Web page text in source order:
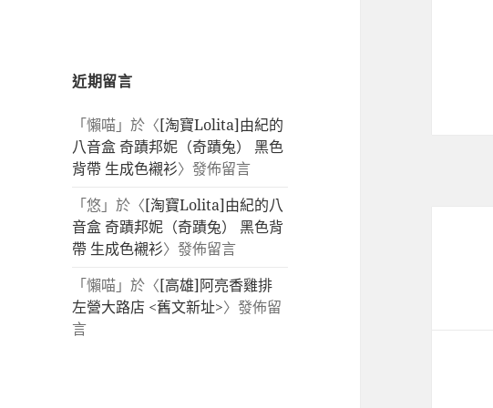
近期留言
「懶喵」於〈[淘寶Lolita]由紀的
八音盒 奇蹟邦妮（奇蹟兔） 黑色
背帶 生成色襯衫〉發佈留言
「悠」於〈[淘寶Lolita]由紀的八
音盒 奇蹟邦妮（奇蹟兔） 黑色背
帶 生成色襯衫〉發佈留言
「懶喵」於〈[高雄]阿亮香雞排
左營大路店 <舊文新址>〉發佈留
言